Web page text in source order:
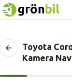
Tillbaka
sida
Toyota
Kamera